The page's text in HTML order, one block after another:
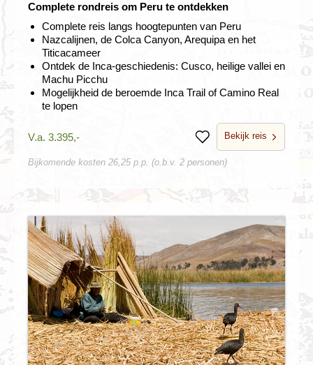
Complete rondreis om Peru te ontdekken
Complete reis langs hoogtepunten van Peru
Nazcalijnen, de Colca Canyon, Arequipa en het
Titicacameer
Ontdek de Inca-geschiedenis: Cusco, heilige vallei en
Machu Picchu
Mogelijkheid de beroemde Inca Trail of Camino Real
te lopen
V.a. 3.395,- BewarenBekijk reis
Bijkomende kosten 26,25 p.p. (o.b.v. 2 personen)